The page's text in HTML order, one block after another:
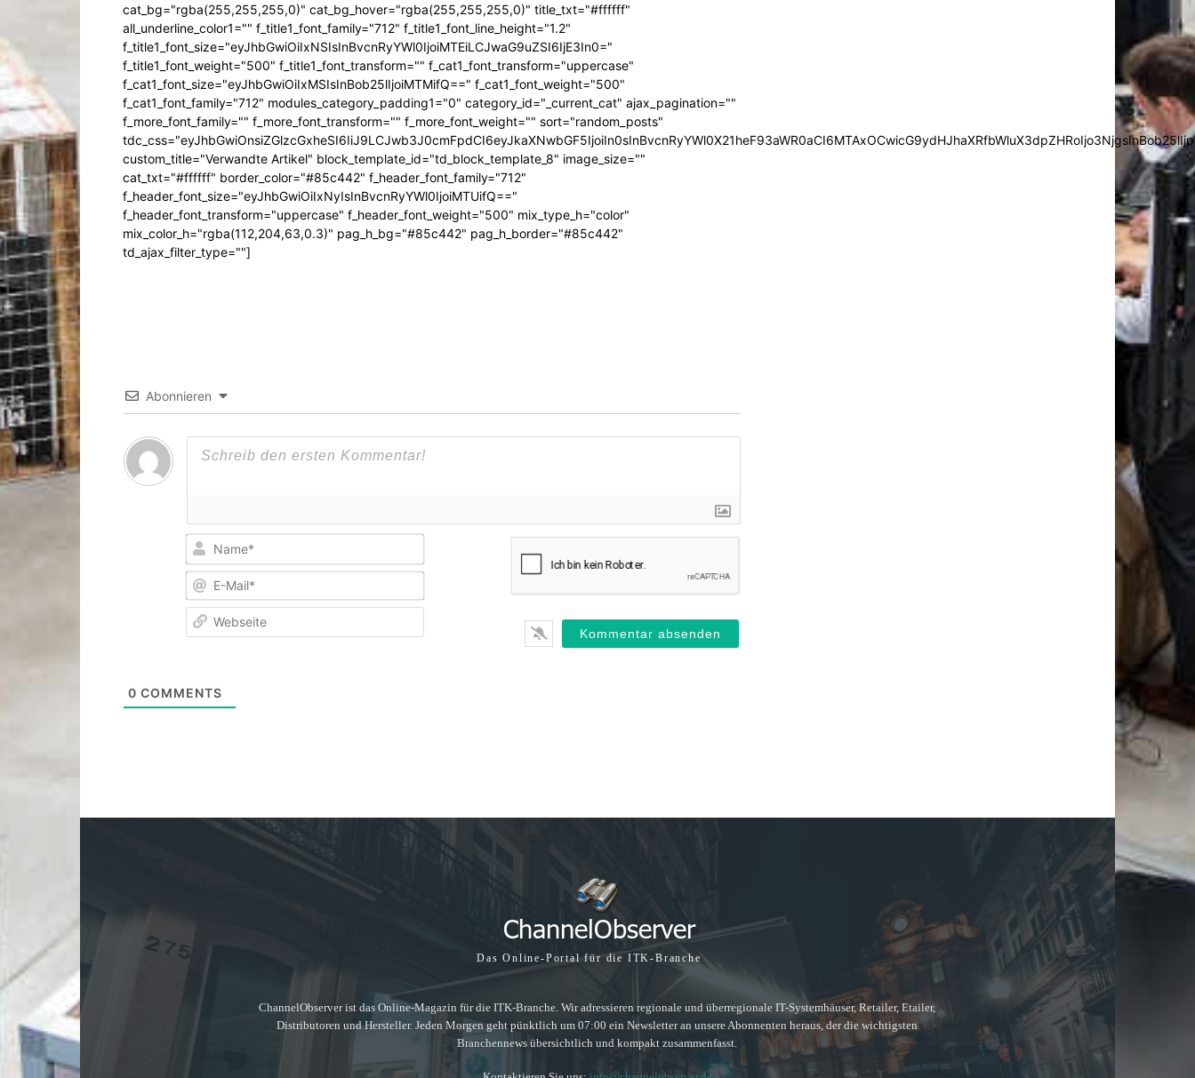
cat_bg="rgba(255,255,255,0)" cat_bg_hover="rgba(255,255,255,0)" title_txt="#ffffff"
all_underline_color1="" f_title1_font_family="712" f_title1_font_line_height="1.2"
f_title1_font_size="eyJhbGwiOiIxNSIsInBvcnRyYWl0IjoiMTEiLCJwaG9uZSI6IjE3In0="
f_title1_font_weight="500" f_title1_font_transform="" f_cat1_font_transform="uppercase"
f_cat1_font_size="eyJhbGwiOiIxMSIsInBob25lIjoiMTMifQ==" f_cat1_font_weight="500"
f_cat1_font_family="712" modules_category_padding1="0" category_id="_current_cat" ajax_pagination=""
f_more_font_family="" f_more_font_transform="" f_more_font_weight="" sort="random_posts"
custom_title="Verwandte Artikel" block_template_id="td_block_template_8" image_size=""
cat_txt="#ffffff" border_color="#85c442" f_header_font_family="712"
f_header_font_size="eyJhbGwiOiIxNyIsInBvcnRyYWl0IjoiMTUifQ=="
f_header_font_transform="uppercase" f_header_font_weight="500" mix_type_h="color"
mix_color_h="rgba(112,204,63,0.3)" pag_h_bg="#85c442" pag_h_border="#85c442"
td_ajax_filter_type=""]
Abonnieren
Name*
E-
0 COMMENTS
Das Online-Portal für die ITK-Branche
ChannelObserver ist das Online-Magazin für die ITK-Branche. Wir adressieren regionale und überregionale IT-Systemhäuser, Retailer, Etailer,
Distributoren und Hersteller. Jeden Morgen geht pünktlich um 07:00 ein Newsletter an unsere Abonnenten heraus, der die wichtigsten
Branchennews übersichtlich und kompakt zusammenfasst.